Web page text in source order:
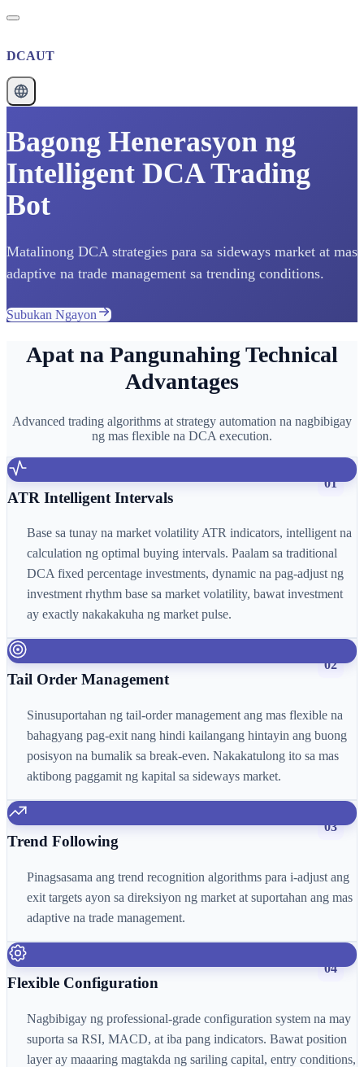
DCAUT
Bagong Henerasyon ng
Intelligent DCA Trading
Bot
Matalinong DCA strategies para sa sideways market at mas
adaptive na trade management sa trending conditions.
Subukan Ngayon
Apat na Pangunahing Technical
Advantages
Advanced trading algorithms at strategy automation na nagbibigay
ng mas flexible na DCA execution.
01
ATR Intelligent Intervals
Base sa tunay na market volatility ATR indicators, intelligent na
calculation ng optimal buying intervals. Paalam sa traditional
DCA fixed percentage investments, dynamic na pag-adjust ng
investment rhythm base sa market volatility, bawat investment
ay exactly nakakakuha ng market pulse.
02
Tail Order Management
Sinusuportahan ng tail-order management ang mas flexible na
bahagyang pag-exit nang hindi kailangang hintayin ang buong
posisyon na bumalik sa break-even. Nakakatulong ito sa mas
aktibong paggamit ng kapital sa sideways market.
03
Trend Following
Pinagsasama ang trend recognition algorithms para i-adjust ang
exit targets ayon sa direksiyon ng market at suportahan ang mas
adaptive na trade management.
04
Flexible Configuration
Nagbibigay ng professional-grade configuration system na may
suporta sa RSI, MACD, at iba pang indicators. Bawat position
layer ay maaaring magtakda ng sariling capital, entry conditions,